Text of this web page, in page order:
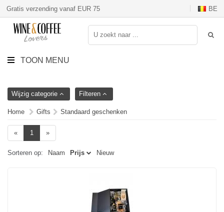
Gratis verzending vanaf EUR 75 BE
TOON MENU
Wijzig categorie Filteren
Home Gifts Standaard geschenken
« 1 »
Sorteren op: Naam Prijs Nieuw